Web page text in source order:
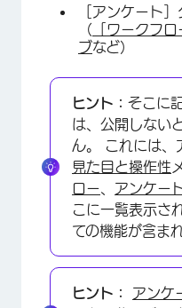
［アンケート
（ ［ワークフ
ブなど）
ヒント： そこに
は、公開しない
ん。
これには、
見た目と操作性
ロー、 アンケー
こに一覧表示さ
ての機能が含まれ
ヒント： アンケ